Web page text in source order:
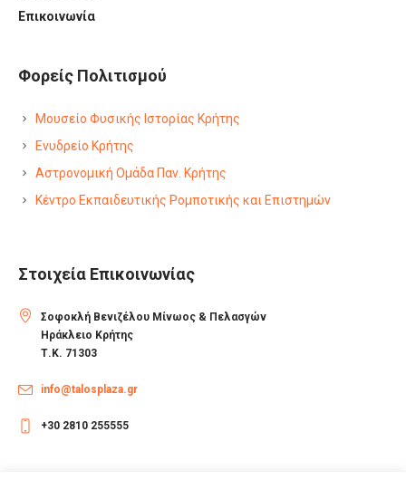
Επικοινωνία
Φορείς Πολιτισμού
Μουσείο Φυσικής Ιστορίας Κρήτης
Ενυδρείο Κρήτης
Αστρονομική Ομάδα Παν. Κρήτης
Κέντρο Εκπαιδευτικής Ρομποτικής και Επιστημών
Στοιχεία Επικοινωνίας
Σοφοκλή Βενιζέλου Μίνωος & Πελασγών
Ηράκλειο Κρήτης
Τ.Κ. 71303
info@talosplaza.gr
+30 2810 255555